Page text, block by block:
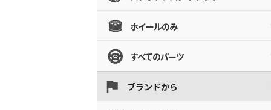
ホイールのみ
すべてのパーツ
ブランドから